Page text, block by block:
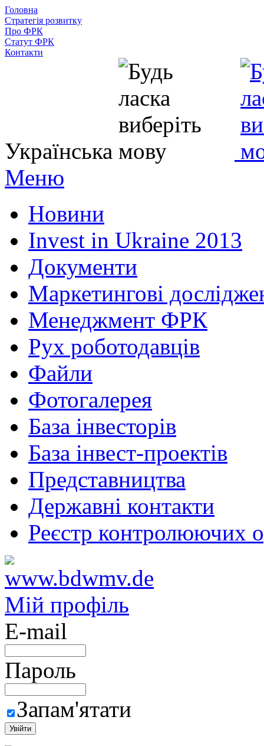
Головна
Стратегія розвитку
Про ФРК
Статут ФРК
Контакти
Українська
Меню
Новини
Invest in Ukraine 2013
Документи
Маркетингові
Менеджмент ФРК
Рух роботодавців
Файли
Фотогалерея
База інвесторів
База інвест-проектів
Представництва
Державні контакти
Реєстр контролюючих
Мій профіль
E-mail
Пароль
Запам'ятати